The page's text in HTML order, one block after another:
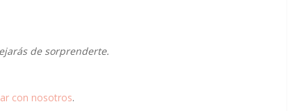
de sorprenderte.
con nosotros.